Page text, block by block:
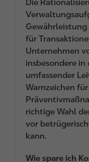
Die
Gewährleistung
für
Unternehmen
insbesondere
umfassender
Warnzeichen
richtige Wahl
vor
kann.
Wie spare ich